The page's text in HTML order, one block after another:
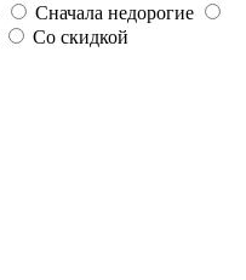
Сначала недорогие
Со скидкой